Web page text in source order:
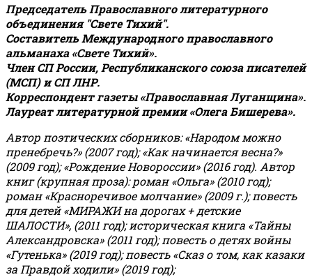
Председатель Православного литературного
объединения "Свете Тихий".
Составитель Международного православного
альманаха «Свете Тихий».
Член СП России, Республиканского союза писателей
(МСП) и СП ЛНР.
Корреспондент газеты «Православная Луганщина».
Лауреат литературной премии «Олега Бишерева».
Автор поэтических сборников: «Народом можно
пренебречь?» (2007 год); «Как начинается весна?»
(2009 год); «Рождение Новороссии» (2016 год). Автор
книг (крупная проза): роман «Ольга» (2010 год);
роман «Красноречивое молчание» (2009 г.); повесть
для детей «МИРАЖИ на дорогах + детские
ШАЛОСТИ», (2011 год); историческая книга «Тайны
Александровска» (2011 год); повесть о детях войны
«Гутенька» (2019 год); повесть «Сказ о том, как казаки
за Правдой ходили» (2019 год);